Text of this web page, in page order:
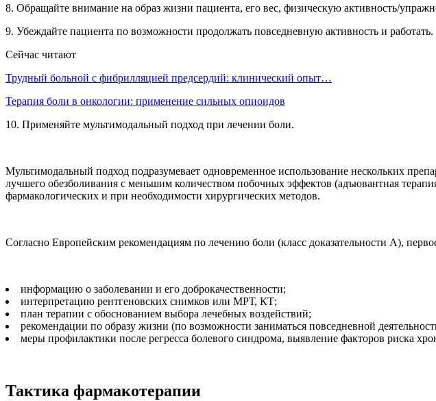
8. Обращайте внимание на образ жизни пациента, его вес, физическую активность/
9. Убеждайте пациента по возможности продолжать повседневную активность и работать.
Сейчас читают
Трудный больной с фибрилляцией предсердий: клинический опыт…
Терапия боли в онкологии: применение сильных опиоидов
10. Применяйте мультимодальный подход при лечении боли.
Мультимодальный подход подразумевает одновременное использование нескольких
лучшего обезболивания с меньшим количеством побочных эффектов (адъювантная
фармакологических и при необходимости хирургических методов.
Согласно Европейским рекомендациям по лечению боли (класс доказательности А),
информацию о заболевании и его доброкачественности;
интерпретацию рентгеновских снимков или МРТ, КТ;
план терапии с обоснованием выбора лечебных воздействий;
рекомендации по образу жизни (по возможности заниматься повседневной
меры профилактики после регресса болевого синдрома, выявление факторов риска
Тактика фармакотерапии